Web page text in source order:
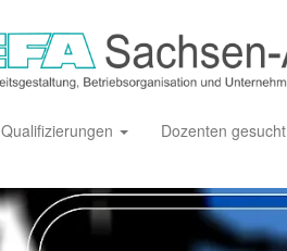
Qualifizierungen Dozenten gesucht